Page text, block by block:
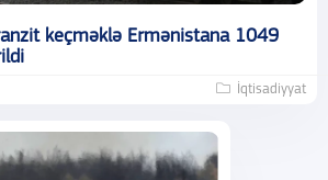
keçməklə Ermənistana 1049
İqtisadiyyat